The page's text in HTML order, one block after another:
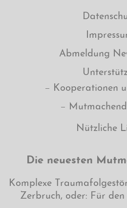
Abmeldung
Kooperationen
Nützliche
Die neuesten
Komplexe
Zerbruch, oder: Für